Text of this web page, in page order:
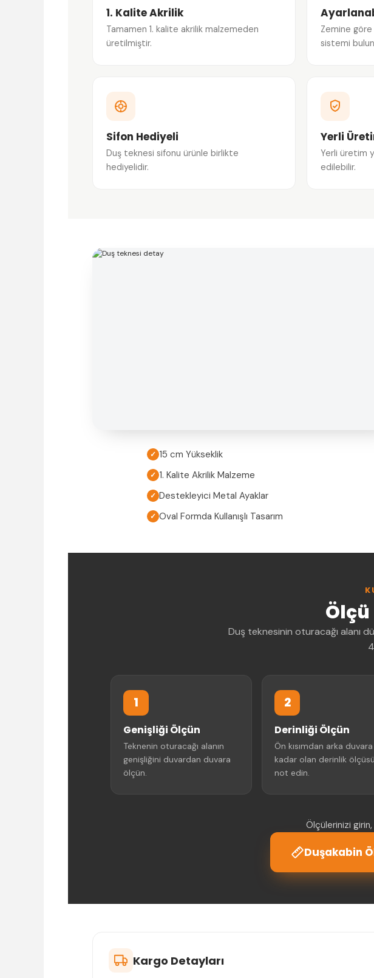
1. Kalite Akrilik
Tamamen 1. kalite akrilik malzemeden
üretilmiştir.
Zemine
sistemi
Sifon Hediyeli
Duş teknesi sifonu ürünle birlikte
hediyelidir.
Yerli
Yerli üretim
edilebilir.
✓ 15 cm Yükseklik
✓ 1. Kalite Akrilik Malzeme
✓ Destekleyici Metal Ayaklar
✓ Oval Formda Kullanışlı Tasarım
Ölçü
Duş teknesinin oturacağı alanı
1
Genişliği Ölçün
Teknenin oturacağı alanın
genişliğini duvardan duvara
ölçün.
2
Derinliği Ölçün
Ön kısımdan arka duvara
kadar olan derinlik
not edin.
Ölçülerinizi
Duşakabin
Kargo Detayları